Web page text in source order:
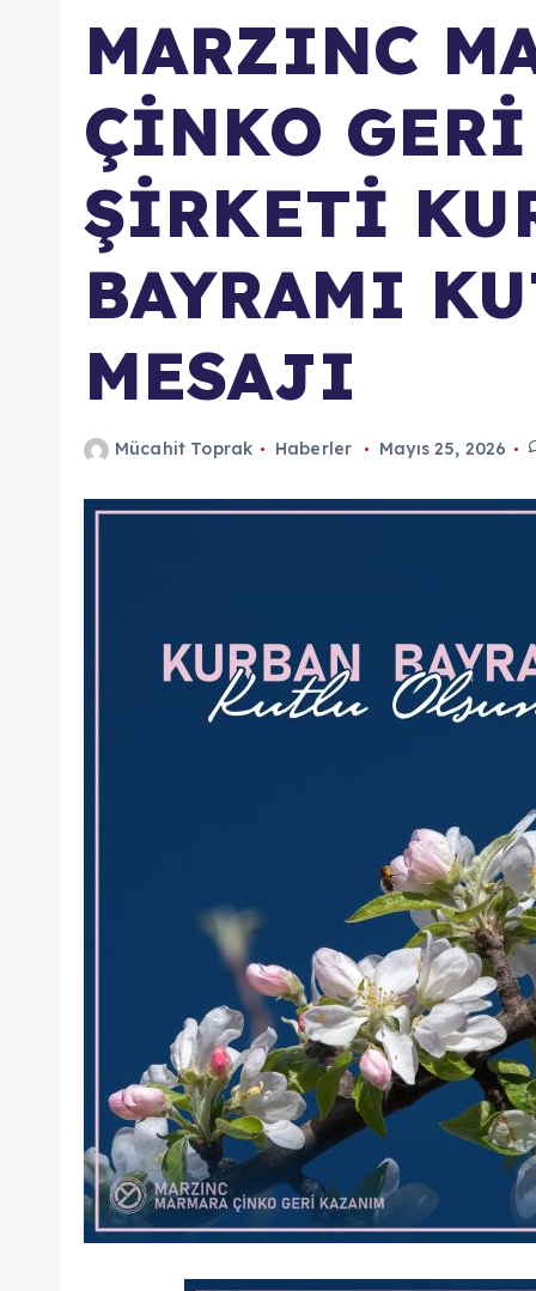
MARZINC
ÇİNKO
ŞİRKETİ
BAYRAMI
MESAJI
Mücahit Toprak Haberler Mayıs 25, 2026